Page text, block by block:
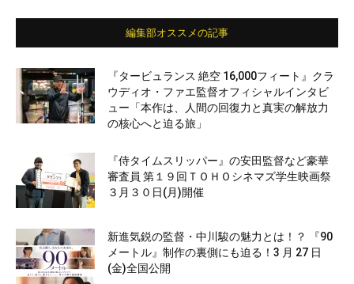
編集部オススメの記事
『タービュランス 絶空 16,000フィート』クラ
ウディオ・ファエ監督オフィシャルインタビ
ュー「本作は、人間の回復力と真実の解放力
の核心へと迫る旅」
『侍タイムスリッパー』の安田監督など豪華
審査員 第１９回ＴＯＨＯシネマズ学生映画祭
３月３０日(月)開催
新進気鋭の監督・中川駿の魅力とは！？ 『90
メートル』制作の裏側にも迫る！3 月 27 日
(金)全国公開